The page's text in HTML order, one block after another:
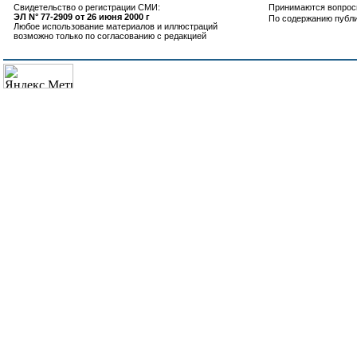
Свидетельство о регистрации СМИ:
ЭЛ N° 77-2909 от 26 июня 2000 г
Любое использование материалов и иллюстраций
возможно только по согласованию с редакцией
Принимаются
По содержанию